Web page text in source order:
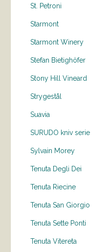
St. Petroni
Starmont
Starmont Winery
Stefan Bietighöfer
Stony Hill Vineard
Strygestål
Suavia
SURUDO kniv serie
Sylvain Morey
Tenuta Degli Dei
Tenuta Riecine
Tenuta San Giorgio
Tenuta Sette Ponti
Tenuta Vitereta